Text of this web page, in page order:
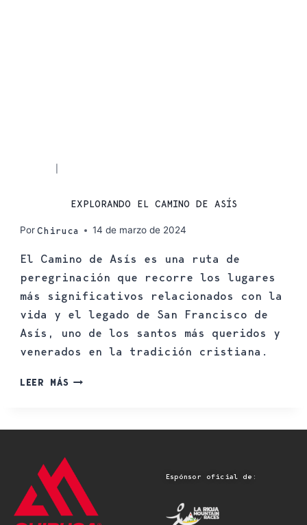
EXPLORANDO EL CAMINO DE ASÍS
PorChiruca 14 de marzo de 2024
El Camino de Asís es una ruta de
peregrinación que recorre los lugares
más significativos relacionados con la
vida y el legado de San Francisco de
Asís, uno de los santos más queridos y
venerados en la tradición cristiana.
LEER MÁS
Espónsor oficial de: